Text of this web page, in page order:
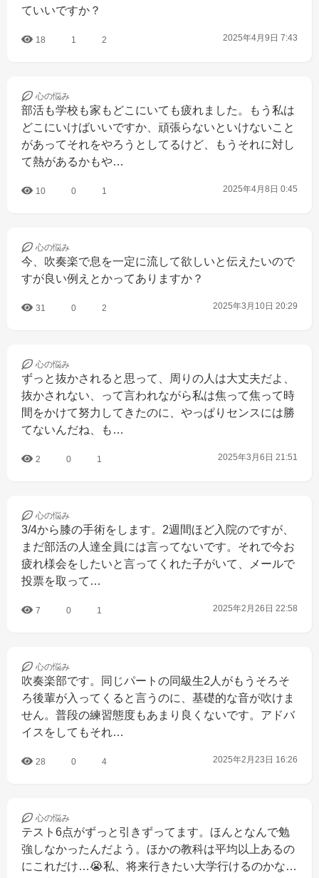
ていいですか？
18 1 2 2025年4月9日 7:43
心の悩み
部活も学校も家もどこにいても疲れました。もう私は
どこにいけばいいですか、頑張らないといけないこと
があってそれをやろうとしてるけど、もうそれに対し
て熱があるかもや…
10 0 1 2025年4月8日 0:45
心の悩み
今、吹奏楽で息を一定に流して欲しいと伝えたいので
すが良い例えとかってありますか？
31 0 2 2025年3月10日 20:29
心の悩み
ずっと抜かされると思って、周りの人は大丈夫だよ、
抜かされない、って言われながら私は焦って焦って時
間をかけて努力してきたのに、やっぱりセンスには勝
てないんだね、も…
2 0 1 2025年3月6日 21:51
心の悩み
3/4から膝の手術をします。2週間ほど入院のですが、
まだ部活の人達全員には言ってないです。それで今お
疲れ様会をしたいと言ってくれた子がいて、メールで
投票を取って…
7 0 1 2025年2月26日 22:58
心の悩み
吹奏楽部です。同じパートの同級生2人がもうそろそ
ろ後輩が入ってくると言うのに、基礎的な音が吹けま
せん。普段の練習態度もあまり良くないです。アドバ
イスをしてもそれ…
28 0 4 2025年2月23日 16:26
心の悩み
テスト6点がずっと引きずってます。ほんとなんで勉
強しなかったんだよう。ほかの教科は平均以上あるの
にこれだけ…😭私、将来行きたい大学行けるのかな…